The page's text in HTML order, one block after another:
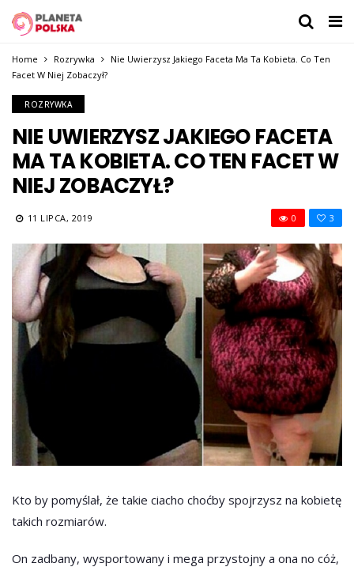
Home Rozrywka
Nie Uwierzysz Jakiego Faceta Ma Ta Kobieta. Co Ten
Facet W Niej Zobaczył?
ROZRYWKA
NIE UWIERZYSZ JAKIEGO FACETA
MA TA KOBIETA. CO TEN FACET W
NIEJ ZOBACZYŁ?
11 LIPCA, 2019 3
0
Kto by pomyślał, że takie ciacho choćby spojrzysz na kobietę
takich rozmiarów.
On zadbany, wysportowany i mega przystojny a ona no cóż,